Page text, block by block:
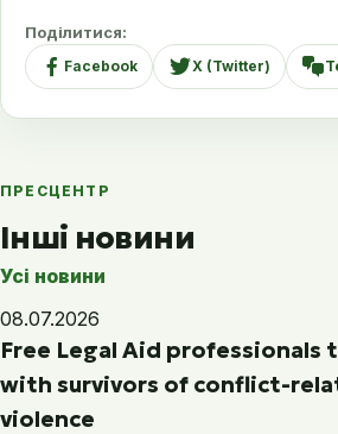
Поділитися:
Facebook X (Twitter)
ПРЕСЦЕНТР
Інші новини
Усі новини
08.07.2026
Free Legal Aid professionals
with survivors of conflict-
violence